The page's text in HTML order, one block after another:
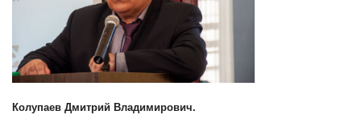
Колупаев Дмитрий Владимирович.